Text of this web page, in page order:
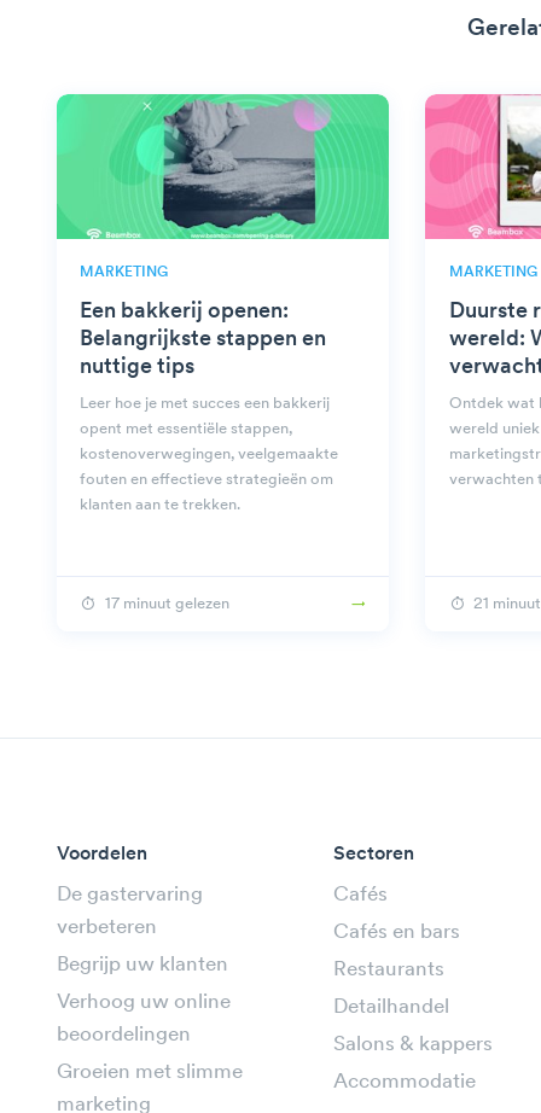
MARKETING
Een bakkerij openen:
Belangrijkste stappen en
nuttige tips
Leer hoe je met succes een bakkerij
opent met essentiële stappen,
kostenoverwegingen, veelgemaakte
fouten en effectieve strategieën om
klanten aan te trekken.
17 minuut gelezen
MARKETING
Duurste
wereld:
Ontdek wat
wereld
verwachten
21
Voordelen
De gastervaring
verbeteren
Begrijp uw klanten
Verhoog uw online
beoordelingen
Groeien met slimme
marketing
Sectoren
Cafés
Cafés en bars
Restaurants
Detailhandel
Salons & kappers
Accommodatie